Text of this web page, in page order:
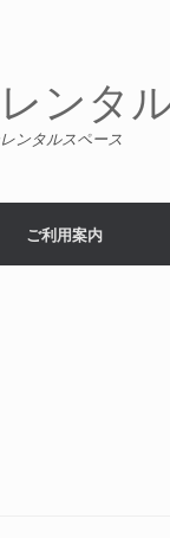
ンタ
ンタルスペース
ご利用案内